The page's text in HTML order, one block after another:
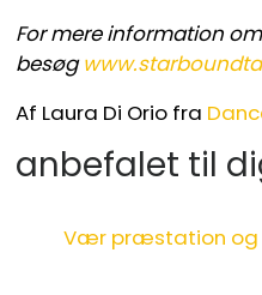
For mere information
besøg
Af Laura Di Orio fra
anbefalet til
Vær præstation og